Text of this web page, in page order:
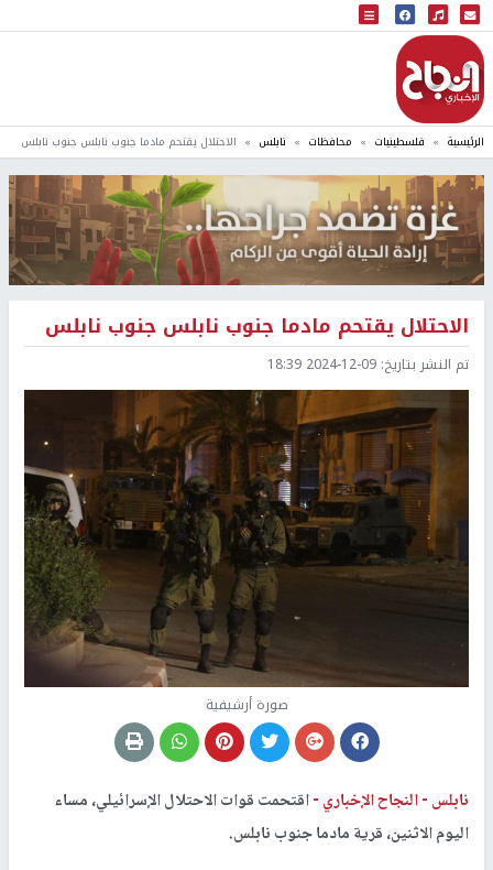
البث المباشر
إذاعة النجاح
الرئيسية فلسطينيات محافظات نابلس الاحتلال يقتحم مادما جنوب نابلس جنوب نابلس
الاحتلال يقتحم مادما جنوب نابلس جنوب نابلس
تم النشر بتاريخ: 2024-12-09 18:39
صورة أرشيفية
نابلس -النجاح الإخباري -اقتحمت قوات الاحتلال الإسرائيلي، مساء
اليوم الاثنين، قرية مادما جنوب نابلس.